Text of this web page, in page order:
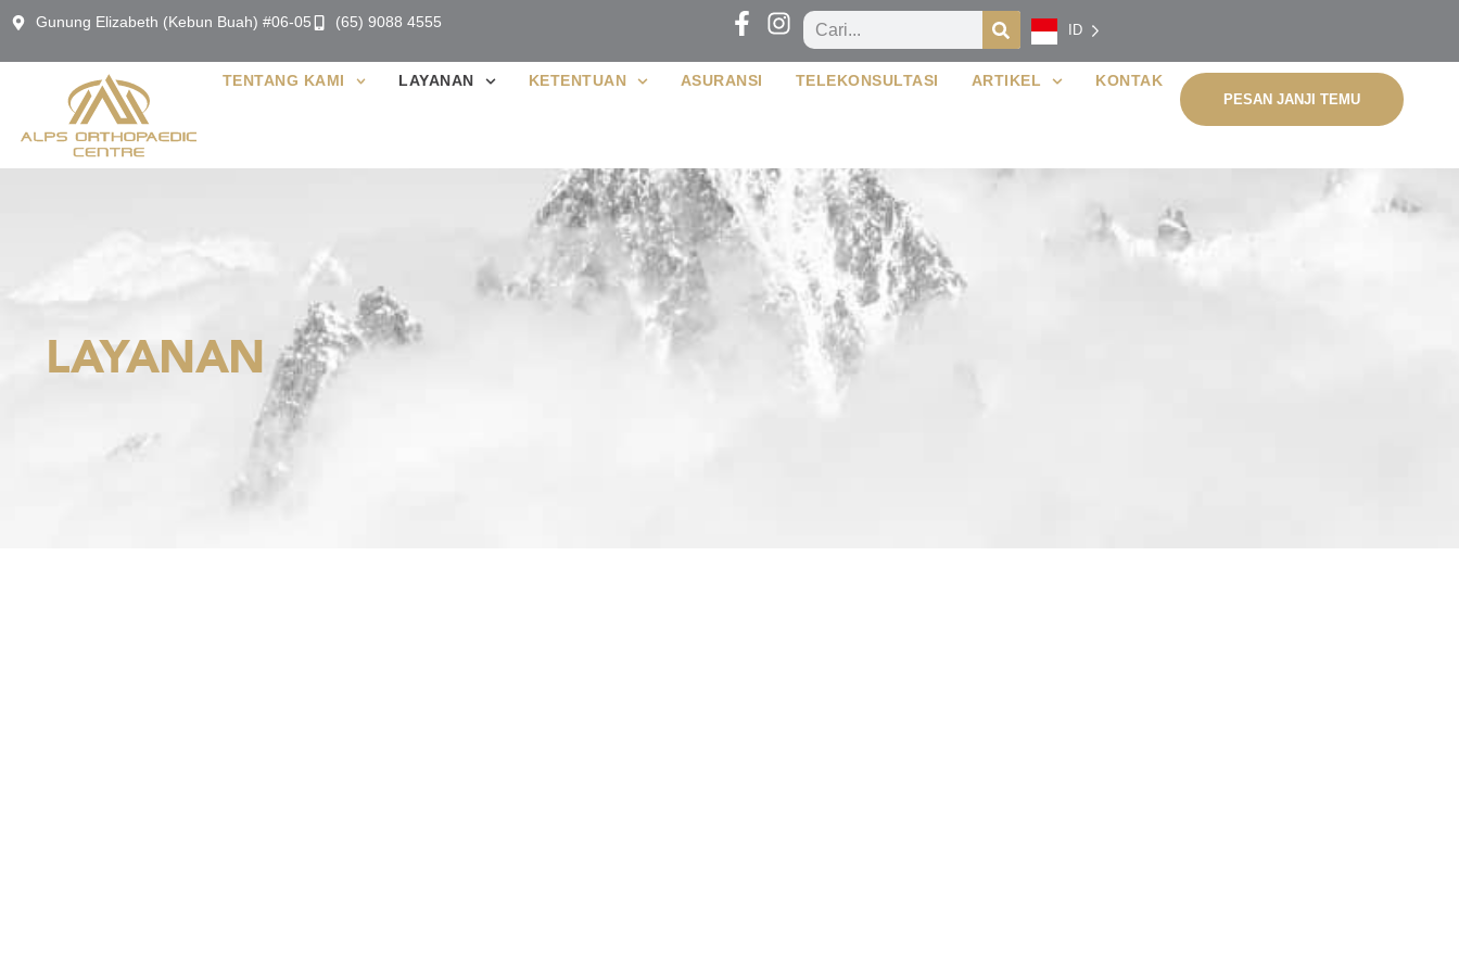
Gunung Elizabeth (Kebun Buah) #06-05 (65) 9088 4555 ID
TENTANG KAMI LAYANAN KETENTUAN ASURANSI TELEKONSULTASI ARTIKEL KONTAK
PESAN JANJI TEMU
LAYANAN